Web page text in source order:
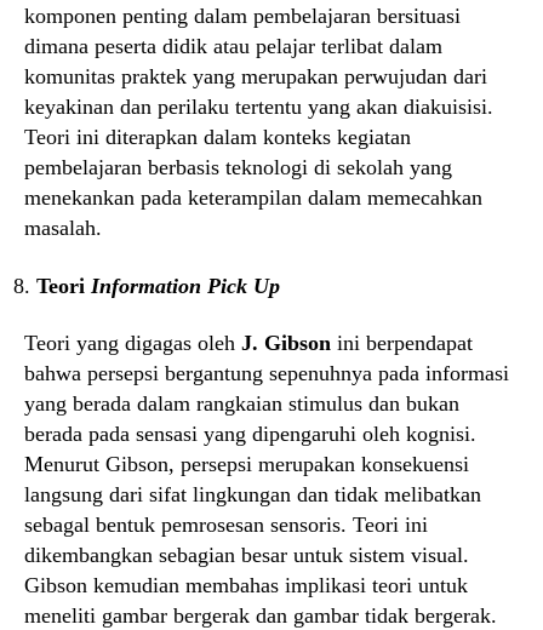
komponen penting dalam pembelajaran bersituasi
dimana peserta didik atau pelajar terlibat dalam
komunitas praktek yang merupakan perwujudan dari
keyakinan dan perilaku tertentu yang akan diakuisisi.
Teori ini diterapkan dalam konteks kegiatan
pembelajaran berbasis teknologi di sekolah yang
menekankan pada keterampilan dalam memecahkan
masalah.
Teori Information Pick Up
Teori yang digagas oleh J. Gibson ini berpendapat
bahwa persepsi bergantung sepenuhnya pada informasi
yang berada dalam rangkaian stimulus dan bukan
berada pada sensasi yang dipengaruhi oleh kognisi.
Menurut Gibson, persepsi merupakan konsekuensi
langsung dari sifat lingkungan dan tidak melibatkan
sebagal bentuk pemrosesan sensoris. Teori ini
dikembangkan sebagian besar untuk sistem visual.
Gibson kemudian membahas implikasi teori untuk
meneliti gambar bergerak dan gambar tidak bergerak.